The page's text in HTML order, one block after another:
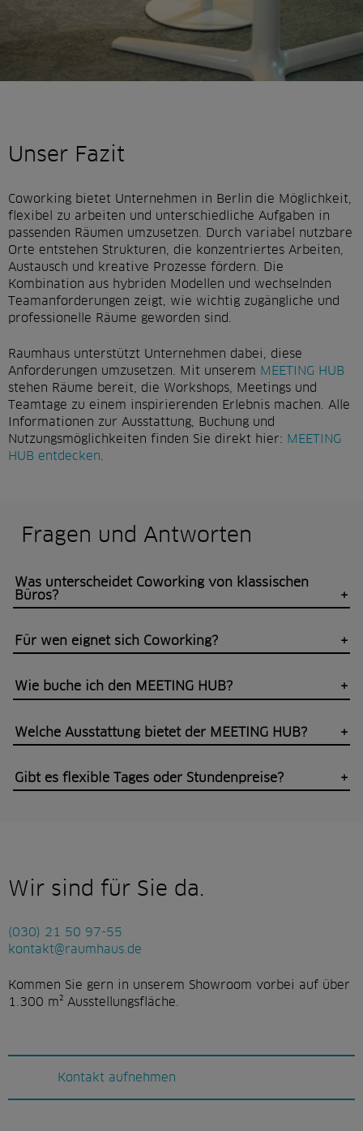
Unser Fazit
Coworking bietet Unternehmen in Berlin die Möglichkeit,
flexibel zu arbeiten und unterschiedliche Aufgaben in
passenden Räumen umzusetzen. Durch variabel nutzbare
Orte entstehen Strukturen, die konzentriertes Arbeiten,
Austausch und kreative Prozesse fördern. Die
Kombination aus hybriden Modellen und wechselnden
Teamanforderungen zeigt, wie wichtig zugängliche und
professionelle Räume geworden sind.
Raumhaus unterstützt Unternehmen dabei, diese
Anforderungen umzusetzen. Mit unserem MEETING HUB
stehen Räume bereit, die Workshops, Meetings und
Teamtage zu einem inspirierenden Erlebnis machen. Alle
Informationen zur Ausstattung, Buchung und
Nutzungsmöglichkeiten finden Sie direkt hier: MEETING
HUB entdecken
Fragen und Antworten
Was unterscheidet Coworking von klassischen
Büros?
Für wen eignet sich Coworking?
Wie buche ich den MEETING HUB?
Welche Ausstattung bietet der MEETING HUB?
Gibt es flexible Tages oder Stundenpreise?
Wir sind für Sie da.
(030) 21 50 97-55
kontakt@raumhaus.de
Kommen Sie gern in unserem Showroom vorbei auf über
1.300 m² Ausstellungsfläche.
Kontakt aufnehmen